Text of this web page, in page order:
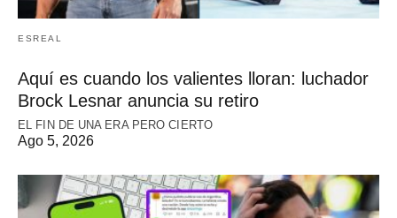
ESREAL
Aquí es cuando los valientes lloran: luchador
Brock Lesnar anuncia su retiro
EL FIN DE UNA ERA PERO CIERTO
Ago 5, 2026